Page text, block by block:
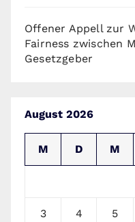
Offener Appell zur
Fairness zwischen
Gesetzgeber
August 2026
M D M
3 4 5